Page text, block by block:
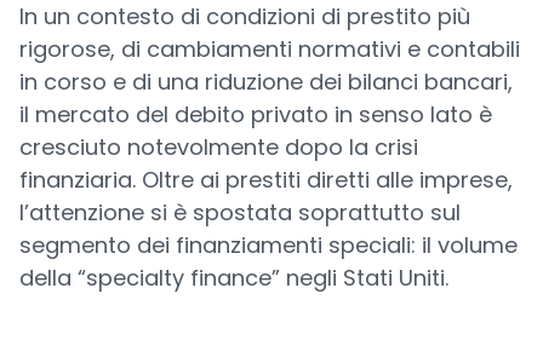
In un contesto di condizioni di prestito più
rigorose, di cambiamenti normativi e contabili
in corso e di una riduzione dei bilanci bancari,
il mercato del debito privato in senso lato è
cresciuto notevolmente dopo la crisi
finanziaria. Oltre ai prestiti diretti alle imprese,
l’attenzione si è spostata soprattutto sul
segmento dei finanziamenti speciali: il volume
della “specialty finance” negli Stati Uniti.